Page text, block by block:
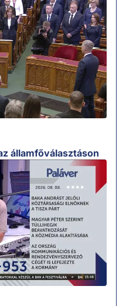
államfőválasztáson